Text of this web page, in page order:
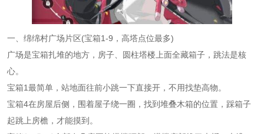
一、绵绵村广场片区(宝箱1-9，高塔点位最多)
广场是宝箱扎堆的地方，房子、圆柱塔楼上面全藏箱子，跳法是核
心。
宝箱1最简单，站地面往前小跳一下直接开，不用找垫高物。
宝箱4在房屋后侧，围着屋子绕一圈，找到堆叠木箱的位置，踩箱子
起跳上房檐，才能摸到。